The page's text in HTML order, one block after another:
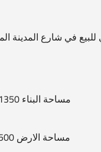
في شارع المدينة
مساحة البناء 1350 متر
مساحة الارض 500 متر